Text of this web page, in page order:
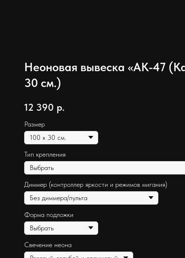
Неоновая вывеска «АК-47
30 см.)
12 390 р.
Размер
Тип крепления
Диммер (контроллер яркости и режимов мигания)
Форма подложки
Свечение неона